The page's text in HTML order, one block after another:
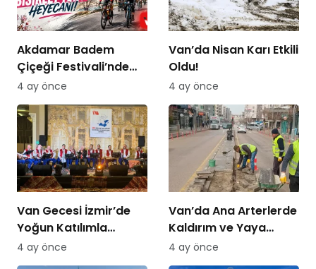
Akdamar Badem
Çiçeği Festivali’nde
Bisiklet Turu Heyecanı
4 ay önce
Van’da Nisan Karı Etkili
Oldu!
4 ay önce
Van Gecesi İzmir’de
Yoğun Katılımla
Düzenlendi
4 ay önce
Van’da Ana Arterlerde
Kaldırım ve Yaya
Yolları Yenileniyor
4 ay önce